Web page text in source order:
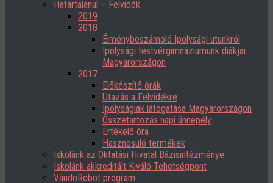
Határtalanul – Felvidék
2019
2018
Élménybeszámoló Ipolysági utunkról
Ipolysági testvérgimnáziumunk diákjai
Magyarországon
2017
Előkészítő órák
Utazás a Felvidékre
Ipolyságiak látogatása Magyarországon
Összetartozás napi ünnepély
Értékelő óra
Hasznosuló termékek
Iskolánk az Oktatási Hivatal Bázisintézménye
Iskolánk akkreditált Kiváló Tehetségpont
VándoRobot program